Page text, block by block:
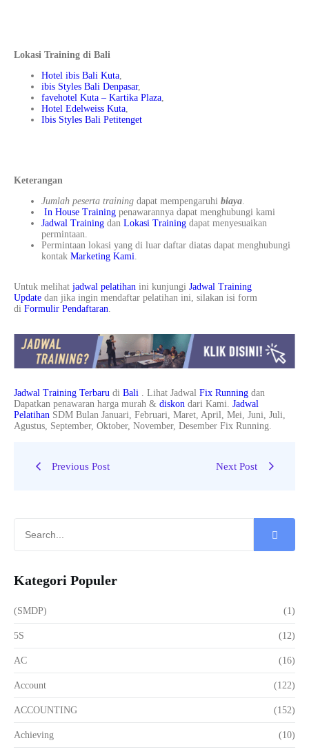
Lokasi Training di Bali
Hotel ibis Bali Kuta,
ibis Styles Bali Denpasar,
favehotel Kuta – Kartika Plaza,
Hotel Edelweiss Kuta,
Ibis Styles Bali Petitenget
Keterangan
Jumlah peserta training dapat mempengaruhi biaya.
In House Training penawarannya dapat menghubungi kami
Jadwal Training dan Lokasi Training dapat menyesuaikan
permintaan.
Permintaan lokasi yang di luar daftar diatas dapat menghubungi
kontak Marketing Kami.
Untuk melihat jadwal pelatihan ini kunjungi Jadwal Training
Update dan jika ingin mendaftar pelatihan ini, silakan isi form
di Formulir Pendaftaran.
Jadwal Training Terbaru di Bali . Lihat Jadwal Fix Running dan
Dapatkan penawaran harga murah & diskon dari Kami. Jadwal
Pelatihan SDM Bulan Januari, Februari, Maret, April, Mei, Juni, Juli,
Agustus, September, Oktober, November, Desember Fix Running.
Previous Post Next Post
Kategori Populer
(SMDP) (1)
5S (12)
AC (16)
Account (122)
ACCOUNTING (152)
Achieving (10)